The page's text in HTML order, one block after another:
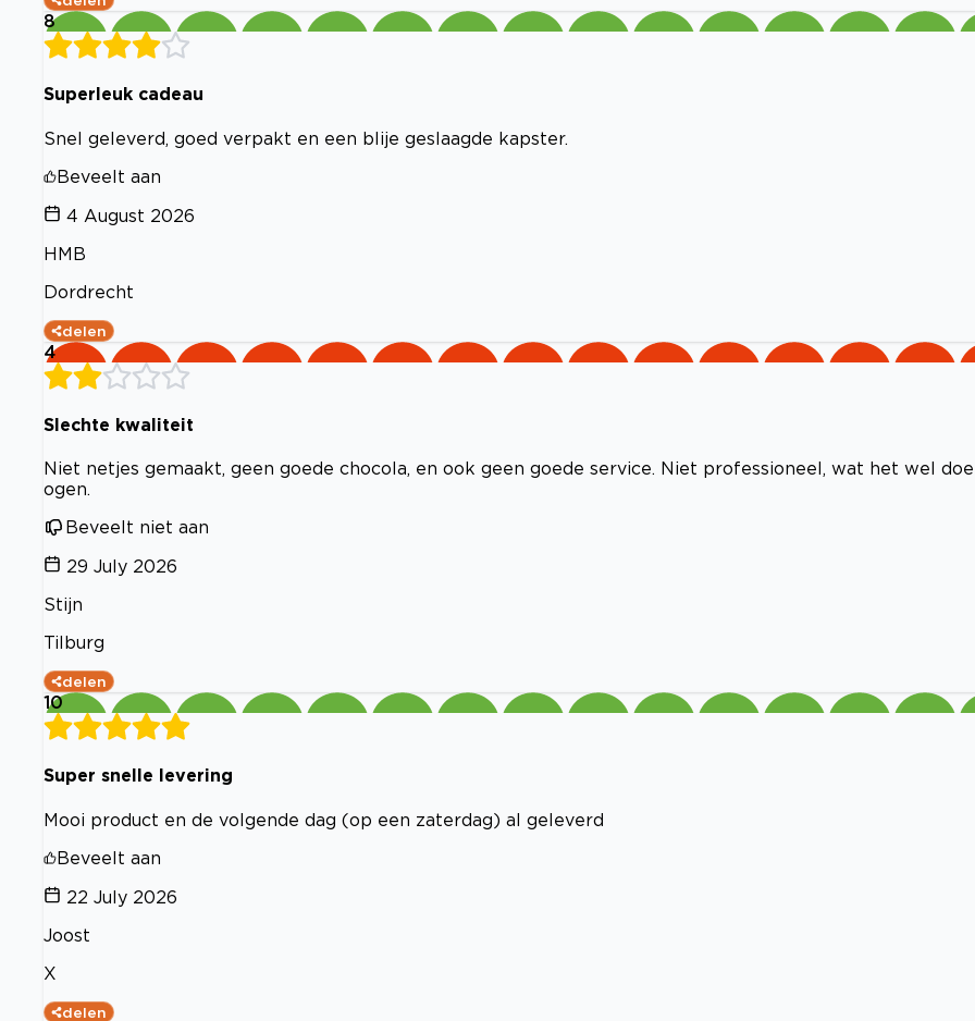
8
Superleuk cadeau
Snel geleverd, goed verpakt en een blije geslaagde kapster.
Beveelt aan
4 August 2026
HMB
Dordrecht
delen
4
Slechte kwaliteit
Niet netjes gemaakt, geen goede chocola, en ook geen goede service. Niet professioneel, wat het wel
ogen.
Beveelt niet aan
29 July 2026
Stijn
Tilburg
delen
10
Super snelle levering
Mooi product en de volgende dag (op een zaterdag) al geleverd
Beveelt aan
22 July 2026
Joost
X
delen